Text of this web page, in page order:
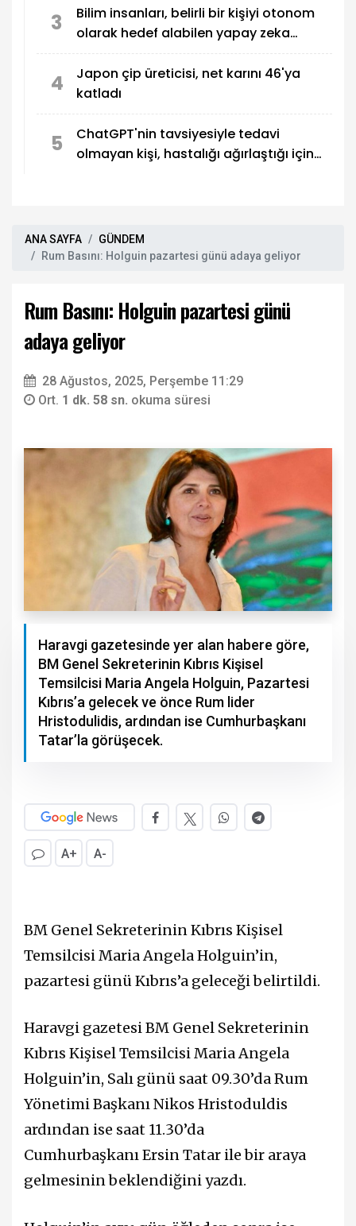
3
Bilim insanları, belirli bir kişiyi otonom
olarak hedef alabilen yapay zeka
4
Japon çip üreticisi, net karını 46'ya
katladı
5
ChatGPT'nin tavsiyesiyle tedavi
olmayan kişi, hastalığı ağırlaştığı için
ANA SAYFA
GÜNDEM
Rum Basını: Holguin pazartesi günü adaya geliyor
Rum Basını: Holguin pazartesi günü
adaya geliyor
28 Ağustos, 2025, Perşembe 11:29
Ort. 1 dk. 58 sn. okuma süresi
Haravgi gazetesinde yer alan habere göre,
BM Genel Sekreterinin Kıbrıs Kişisel
Temsilcisi Maria Angela Holguin, Pazartesi
Kıbrıs’a gelecek ve önce Rum lider
Hristodulidis, ardından ise Cumhurbaşkanı
Tatar’la görüşecek.
A+ A-
BM Genel Sekreterinin Kıbrıs Kişisel
Temsilcisi Maria Angela Holguin’in,
pazartesi günü Kıbrıs’a geleceği belirtildi.
Haravgi gazetesi BM Genel Sekreterinin
Kıbrıs Kişisel Temsilcisi Maria Angela
Holguin’in, Salı günü saat 09.30’da Rum
Yönetimi Başkanı Nikos Hristoduldis
ardından ise saat 11.30’da
Cumhurbaşkanı Ersin Tatar ile bir araya
gelmesinin beklendiğini yazdı.